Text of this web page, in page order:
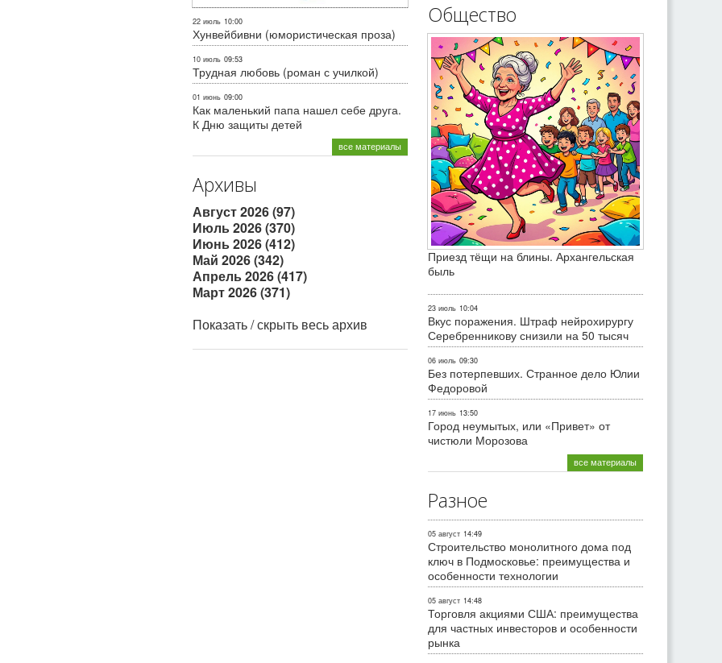
22 июль 10:00
Хунвейбивни (юмористическая проза)
10 июль 09:53
Трудная любовь (роман с училкой)
01 июнь 09:00
Как маленький папа нашел себе друга.
К Дню защиты детей
все материалы
Архивы
Август 2026 (97)
Июль 2026 (370)
Июнь 2026 (412)
Май 2026 (342)
Апрель 2026 (417)
Март 2026 (371)
Показать / скрыть весь архив
Общество
Приезд тёщи на блины. Архангельская
быль
23 июль 10:04
Вкус поражения. Штраф нейрохирургу
Серебренникову снизили на 50 тысяч
06 июль 09:30
Без потерпевших. Странное дело Юлии
Федоровой
17 июнь 13:50
Город неумытых, или «Привет» от
чистюли Морозова
все материалы
Разное
05 август 14:49
Строительство монолитного дома под
ключ в Подмосковье: преимущества и
особенности технологии
05 август 14:48
Торговля акциями США: преимущества
для частных инвесторов и особенности
рынка